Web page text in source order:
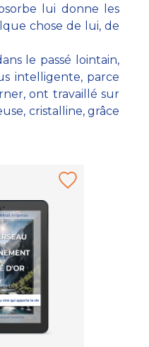
lui donne les
chose de lui, de
le passé lointain,
intelligente, parce
ont travaillé sur
cristalline, grâce